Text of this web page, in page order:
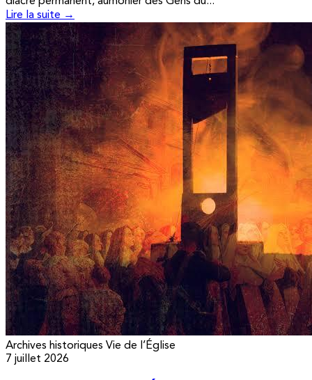
Lire la suite →
Archives historiques Vie de l’Église
7 juillet 2026